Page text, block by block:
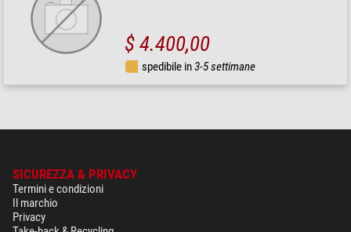
$ 4.400,00
spedibile in3-5 settimane
SICUREZZA & PRIVACY
Termini e condizioni
Il marchio
Privacy